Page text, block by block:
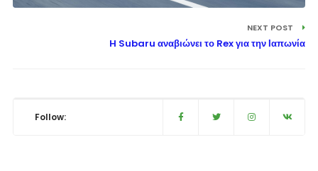
NEXT POST
H Subaru αναβιώνει το Rex για την Ιαπωνία
Follow: